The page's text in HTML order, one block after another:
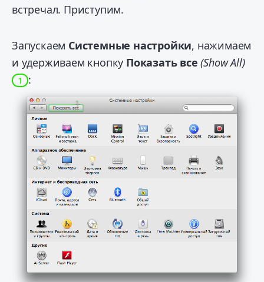
встречал. Приступим.
Запускаем Системные настройки, нажимаем
и удерживаем кнопку Показать все (Show All)
1 :